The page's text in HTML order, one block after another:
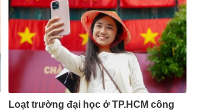
Loạt trường đại học ở TP.HCM công